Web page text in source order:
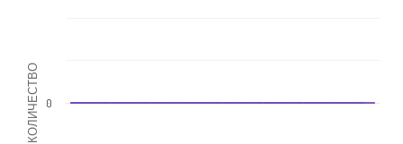
КОЛИЧЕСТВО 0